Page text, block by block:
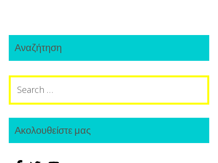
navigation
Primary
Sidebar
Αναζήτηση
Search
for:
Ακολουθείστε μας